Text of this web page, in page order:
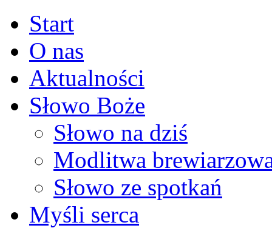
Start
O nas
Aktualności
Słowo Boże
Słowo na dziś
Modlitwa
Słowo ze spotkań
Myśli serca